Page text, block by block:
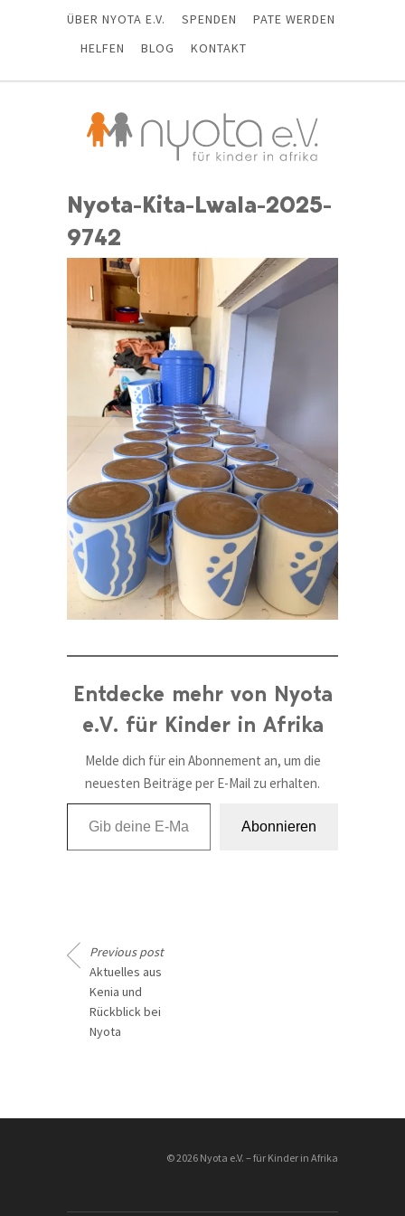
ÜBER NYOTA E.V. SPENDEN
PATE WERDEN
HELFEN
BLOG KONTAKT
Nyota-Kita-Lwala-2025-
9742
Entdecke mehr von Nyota
e.V. für Kinder in Afrika
Melde dich für ein Abonnement an, um die
neuesten Beiträge per E-Mail zu erhalten.
Gib deine E-Mail-Adresse ein ...
Abonnieren
Previous post
Aktuelles aus
Kenia und
Rückblick bei
Nyota
© 2026 Nyota e.V. – für Kinder in Afrika